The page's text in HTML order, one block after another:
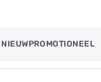
PROMOTIONEEL